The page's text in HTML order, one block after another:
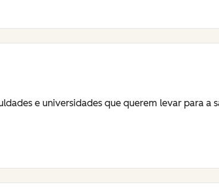
e universidades que querem levar para a